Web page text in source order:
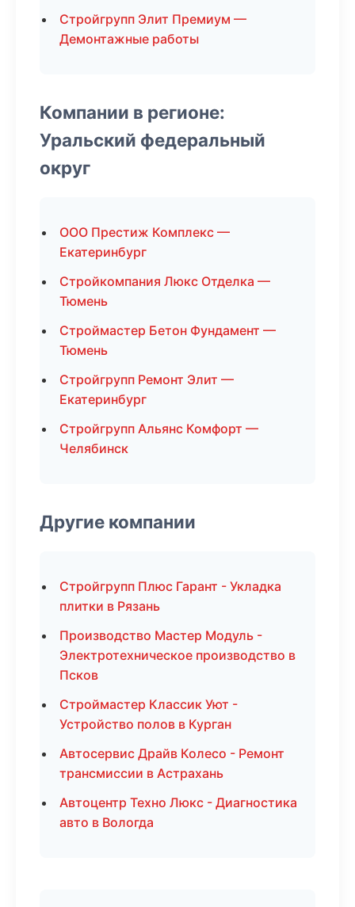
Стройгрупп Элит Премиум —
Демонтажные работы
Компании в регионе:
Уральский федеральный
округ
ООО Престиж Комплекс —
Екатеринбург
Стройкомпания Люкс Отделка —
Тюмень
Строймастер Бетон Фундамент —
Тюмень
Стройгрупп Ремонт Элит —
Екатеринбург
Стройгрупп Альянс Комфорт —
Челябинск
Другие компании
Стройгрупп Плюс Гарант - Укладка
плитки в Рязань
Производство Мастер Модуль -
Электротехническое производство в
Псков
Строймастер Классик Уют -
Устройство полов в Курган
Автосервис Драйв Колесо - Ремонт
трансмиссии в Астрахань
Автоцентр Техно Люкс - Диагностика
авто в Вологда